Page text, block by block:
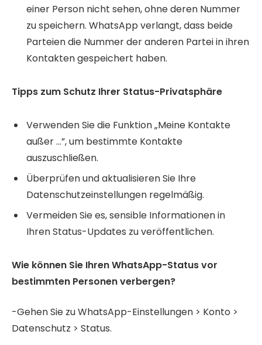
einer Person nicht sehen, ohne deren Nummer
zu speichern. WhatsApp verlangt, dass beide
Parteien die Nummer der anderen Partei in ihren
Kontakten gespeichert haben.
Tipps zum Schutz Ihrer Status-Privatsphäre
Verwenden Sie die Funktion „Meine Kontakte
außer …”, um bestimmte Kontakte
auszuschließen.
Überprüfen und aktualisieren Sie Ihre
Datenschutzeinstellungen regelmäßig.
Vermeiden Sie es, sensible Informationen in
Ihren Status-Updates zu veröffentlichen.
Wie können Sie Ihren WhatsApp-Status vor
bestimmten Personen verbergen?
-Gehen Sie zu WhatsApp-Einstellungen > Konto >
Datenschutz > Status.